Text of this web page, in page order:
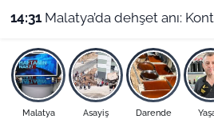
14:31 Malatya’da dehşet anı: Kontrolden
Malatya Asayiş Darende
Ekonomi
Dünya
Bölge
Malatya Namaz Vakitleri
Malatya Trafik Yoğunluk
Süper Lig Puan Durumu